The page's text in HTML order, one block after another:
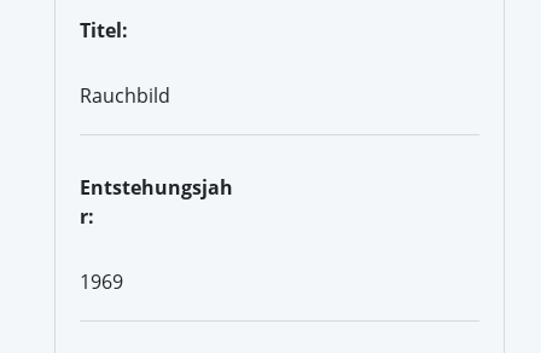
Titel:
Rauchbild
Entstehungsjah
r:
1969